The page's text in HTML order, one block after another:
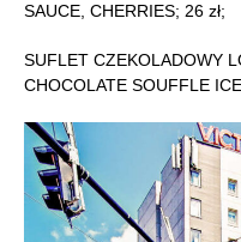
SAUCE, CHERRIES; 26 zł;
SUFLET CZEKOLADOWY
CHOCOLATE SOUFFLE